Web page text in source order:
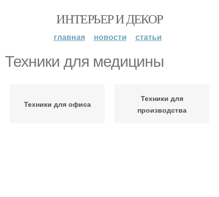
ИНТЕРЬЕР И ДЕКОР
главная новости статьи
Техники для медицины
Техники для офиса
Техники для
производства